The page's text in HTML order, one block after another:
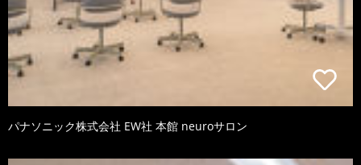
パナソニック株式会社 EW社 本館 neuroサロン